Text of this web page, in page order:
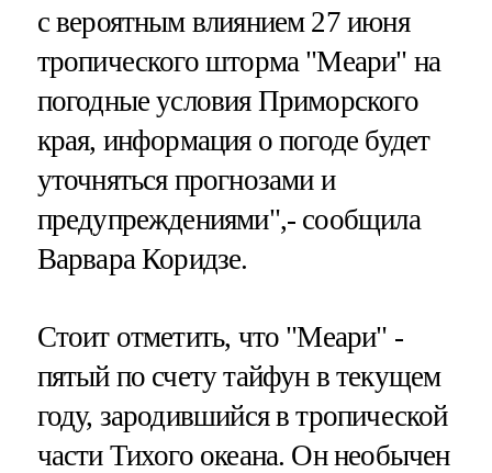
с вероятным влиянием 27 июня
тропического шторма "Меари" на
погодные условия Приморского
края, информация о погоде будет
уточняться прогнозами и
предупреждениями",- сообщила
Варвара Коридзе.
Стоит отметить, что "Меари" -
пятый по счету тайфун в текущем
году, зародившийся в тропической
части Тихого океана. Он необычен